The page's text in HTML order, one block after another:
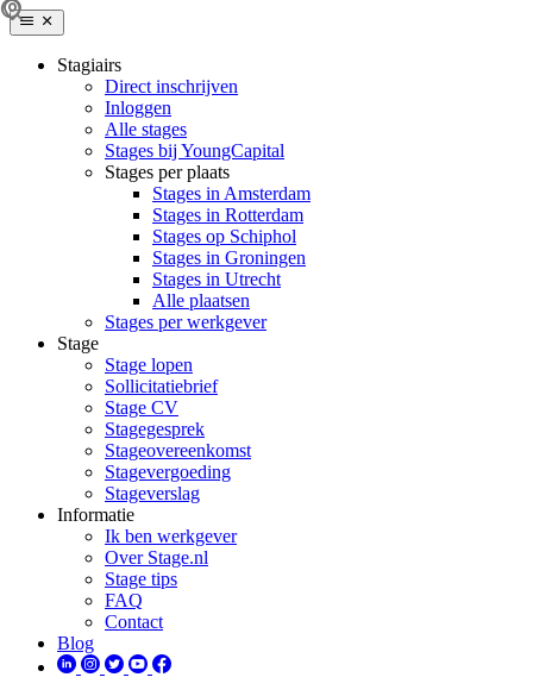
Stagiairs
Direct inschrijven
Inloggen
Alle stages
Stages bij YoungCapital
Stages per plaats
Stages in Amsterdam
Stages in Rotterdam
Stages op Schiphol
Stages in Groningen
Stages in Utrecht
Alle plaatsen
Stages per werkgever
Stage
Stage lopen
Sollicitatiebrief
Stage CV
Stagegesprek
Stageovereenkomst
Stagevergoeding
Stageverslag
Informatie
Ik ben werkgever
Over Stage.nl
Stage tips
FAQ
Contact
Blog